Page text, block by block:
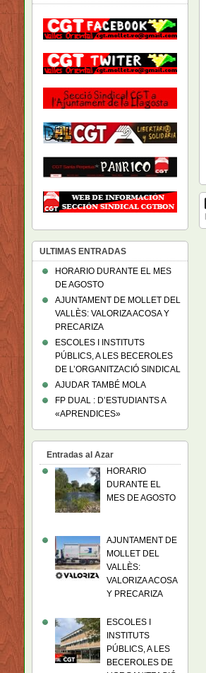
ULTIMAS ENTRADAS
HORARIO DURANTE EL MES
DE AGOSTO
AJUNTAMENT DE MOLLET DEL
VALLÈS: VALORIZA ACOSA Y
PRECARIZA
ESCOLES I INSTITUTS
PÚBLICS, A LES BECEROLES
DE L’ORGANITZACIÓ SINDICAL
AJUDAR TAMBÉ MOLA
FP DUAL : D’ESTUDIANTS A
«APRENDICES»
Entradas al Azar
HORARIO
DURANTE EL
MES DE AGOSTO
AJUNTAMENT DE
MOLLET DEL
VALLÈS:
VALORIZA ACOSA
Y PRECARIZA
ESCOLES I
INSTITUTS
PÚBLICS, A LES
BECEROLES DE